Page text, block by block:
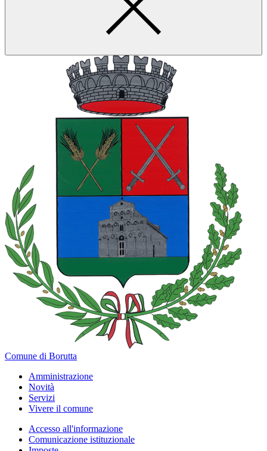
Comune di Borutta
Amministrazione
Novità
Servizi
Vivere il comune
Accesso all'informazione
Comunicazione istituzionale